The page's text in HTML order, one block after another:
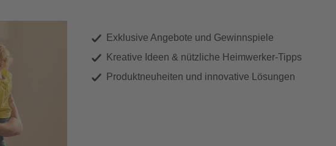
Exklusive Angebote und Gewinnspiele
Kreative Ideen & nützliche Heimwerker-Tipps
Produktneuheiten und innovative Lösungen